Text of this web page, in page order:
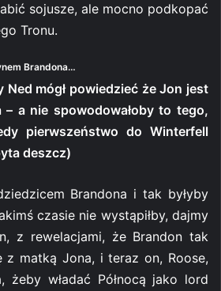
sojusze, ale mocno podkopać
Tronu.
Brandona…
Ned mógł powiedzieć że Jon jest
– a nie spowodowałoby to tego,
pierwszeństwo do Winterfell
deszcz)
Brandona i tak byłyby
czasie nie wystąpiłby, dajmy
z rewelacjami, że Brandon tak
z matką Jona, i teraz on, Roose,
żeby władać Północą jako lord